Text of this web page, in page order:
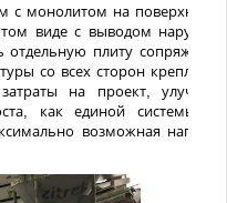
с монолитом на
виде с выводом
плиту
со всех сторон
на проект,
как единой системы.
возможная